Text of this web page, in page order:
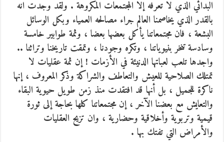
البدائي الذي لا تعرفه إلا المجتمعات المكروهة . ولقد وجدت انه
بالقدر الذي يخاصمنا العالم جراء مصالحه العمياء وبكل الوسائل
البشعة ، فان مجتمعاتنا يأكل بعضها بعضا ، وثمة طوابير خامسة
وسادسة تنخر بنيوياتنا ، وتكره وجودنا ، وتمقت تاريخنا وتراثنا ..
واجدها تلعب لعباتها الدنيئة في الأزمات ! إن ثمة عقليات لا
تمتلك الصلاحية للعيش والتعاطف والشراكة وذكر المعروف ، إنها
ناكرة للجميل ، بل أنها قد افتقدت منذ زمن طويل حيوية البقاء
والتعايش مع بعضنا الآخر ، إن مجتمعاتنا كلها بحاجة إلى ثورة
قيمية وتربوية وأخلاقية وحضارية ، وان تزيح العقليات
والأمراض التي تفتك بها .